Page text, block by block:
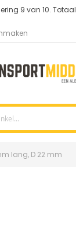
9 van 10. Totaal
lang, D 22 mm